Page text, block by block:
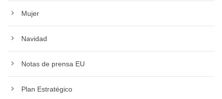
Mujer
Navidad
Notas de prensa EU
Plan Estratégico